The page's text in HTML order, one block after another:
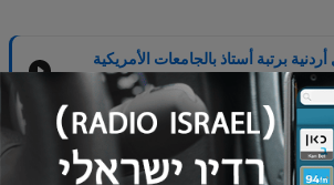
برتبة أستاذ بالجامعات الأمريكية
جراحات الدماغ اللبناني